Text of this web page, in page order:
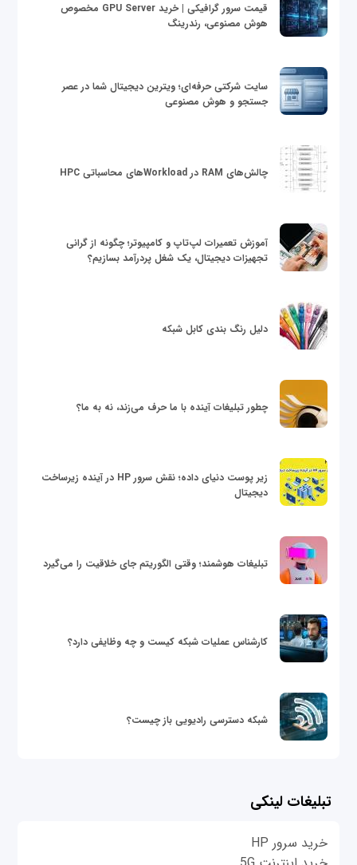
قیمت سرور گرافیکی | خرید GPU Server مخصوص
هوش مصنوعی، رندرینگ
سایت شرکتی حرفه‌ای؛ ویترین دیجیتال شما در عصر
جستجو و هوش مصنوعی
چالش‌های RAM در Workloadهای محاسباتی HPC
آموزش تعمیرات لپ‌تاپ و کامپیوتر؛ چگونه از گرانی
تجهیزات دیجیتال، یک شغل پردرآمد بسازیم؟
دلیل رنگ بندی کابل شبکه
چطور تبلیغات آینده با ما حرف می‌زند، نه به ما؟
زیر پوست دنیای داده؛ نقش سرور HP در آینده زیرساخت
دیجیتال
تبلیغات هوشمند؛ وقتی الگوریتم جای خلاقیت را می‌گیرد
کارشناس عملیات شبکه کیست و چه وظایفی دارد؟
شبکه دسترسی رادیویی باز چیست؟
تبلیغات لینکی
خرید سرور HP